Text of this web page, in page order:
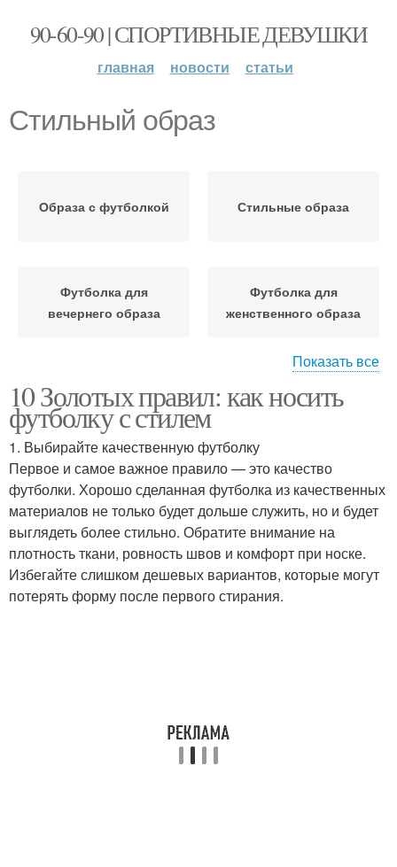
90-60-90 | СПОРТИВНЫЕ ДЕВУШКИ
главная новости статьи
Стильный образ
Образа с футболкой Стильные образа
Футболка для
вечернего образа
Футболка для
женственного образа
стильного образа
Модный образ
Женственный образ Стильные комбинации
Оригинальный образ Нестандартные образа
Показать все
10 Золотых правил: как носить
футболку с стилем
1. Выбирайте качественную футболку
Первое и самое важное правило — это качество
футболки. Хорошо сделанная футболка из качественных
материалов не только будет дольше служить, но и будет
выглядеть более стильно. Обратите внимание на
плотность ткани, ровность швов и комфорт при носке.
Избегайте слишком дешевых вариантов, которые могут
потерять форму после первого стирания.